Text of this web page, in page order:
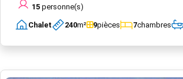
15 personne(s)
Chalet 240m² 9pièces 7chambres